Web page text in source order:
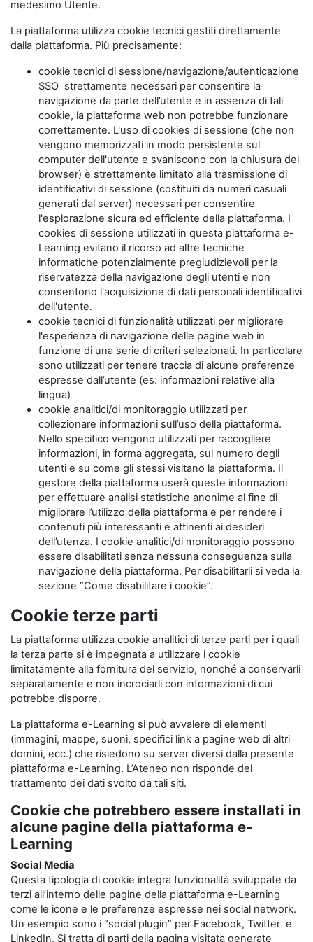
medesimo Utente.
La piattaforma utilizza cookie tecnici gestiti direttamente
dalla piattaforma. Più precisamente:
cookie tecnici di sessione/navigazione/autenticazione
SSO strettamente necessari per consentire la
navigazione da parte dell’utente e in assenza di tali
cookie, la piattaforma web non potrebbe funzionare
correttamente. L'uso di cookies di sessione (che non
vengono memorizzati in modo persistente sul
computer dell'utente e svaniscono con la chiusura del
browser) è strettamente limitato alla trasmissione di
identificativi di sessione (costituiti da numeri casuali
generati dal server) necessari per consentire
l'esplorazione sicura ed efficiente della piattaforma. I
cookies di sessione utilizzati in questa piattaforma e-
Learning evitano il ricorso ad altre tecniche
informatiche potenzialmente pregiudizievoli per la
riservatezza della navigazione degli utenti e non
consentono l'acquisizione di dati personali identificativi
dell'utente.
cookie tecnici di funzionalità utilizzati per migliorare
l'esperienza di navigazione delle pagine web in
funzione di una serie di criteri selezionati. In particolare
sono utilizzati per tenere traccia di alcune preferenze
espresse dall’utente (es: informazioni relative alla
lingua)
cookie analitici/di monitoraggio utilizzati per
collezionare informazioni sull’uso della piattaforma.
Nello specifico vengono utilizzati per raccogliere
informazioni, in forma aggregata, sul numero degli
utenti e su come gli stessi visitano la piattaforma. Il
gestore della piattaforma userà queste informazioni
per effettuare analisi statistiche anonime al fine di
migliorare l’utilizzo della piattaforma e per rendere i
contenuti più interessanti e attinenti ai desideri
dell’utenza. I cookie analitici/di monitoraggio possono
essere disabilitati senza nessuna conseguenza sulla
navigazione della piattaforma. Per disabilitarli si veda la
sezione “Come disabilitare i cookie”.
Cookie terze parti
La piattaforma utilizza cookie analitici di terze parti per i quali
la terza parte si è impegnata a utilizzare i cookie
limitatamente alla fornitura del servizio, nonché a conservarli
separatamente e non incrociarli con informazioni di cui
potrebbe disporre.
La piattaforma e-Learning si può avvalere di elementi
(immagini, mappe, suoni, specifici link a pagine web di altri
domini, ecc.) che risiedono su server diversi dalla presente
piattaforma e-Learning. L’Ateneo non risponde del
trattamento dei dati svolto da tali siti.
Cookie che potrebbero essere installati in
alcune pagine della piattaforma e-
Learning
Social Media
Questa tipologia di cookie integra funzionalità sviluppate da
terzi all’interno delle pagine della piattaforma e-Learning
come le icone e le preferenze espresse nei social network.
Un esempio sono i “social plugin” per Facebook, Twitter e
LinkedIn. Si tratta di parti della pagina visitata generate